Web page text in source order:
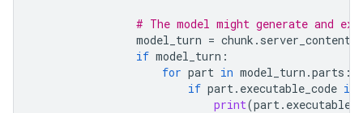
# The model might generate and
model_turn = chunk . server_content
if model_turn :
for part in model_turn .parts :
if part. executable_code is
print(part.